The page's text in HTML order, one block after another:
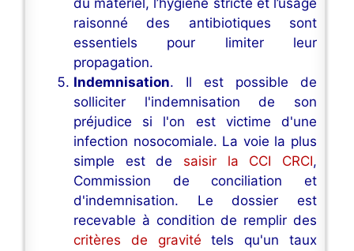
du matériel, l’hygiène stricte et l’usage
raisonné des antibiotiques sont
essentiels pour limiter leur
propagation.
Indemnisation. Il est possible de
solliciter l'indemnisation de son
préjudice si l'on est victime d'une
infection nosocomiale. La voie la plus
simple est de saisir la CCI CRCI,
Commission de conciliation et
d'indemnisation. Le dossier est
recevable à condition de remplir des
critères de gravité tels qu'un taux